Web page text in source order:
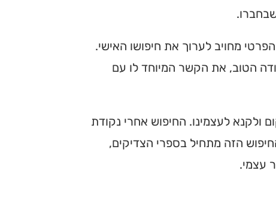
מחויב לערוך את חיפושו האישי.
הטוב, את הקשר המיוחד לו עם
ולקנא לעצמינו. החיפוש אחרי נקודת
הזה מתחיל בספרי הצדיקים,
עצמי.